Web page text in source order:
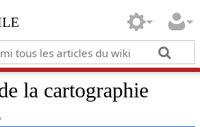
la cartographie